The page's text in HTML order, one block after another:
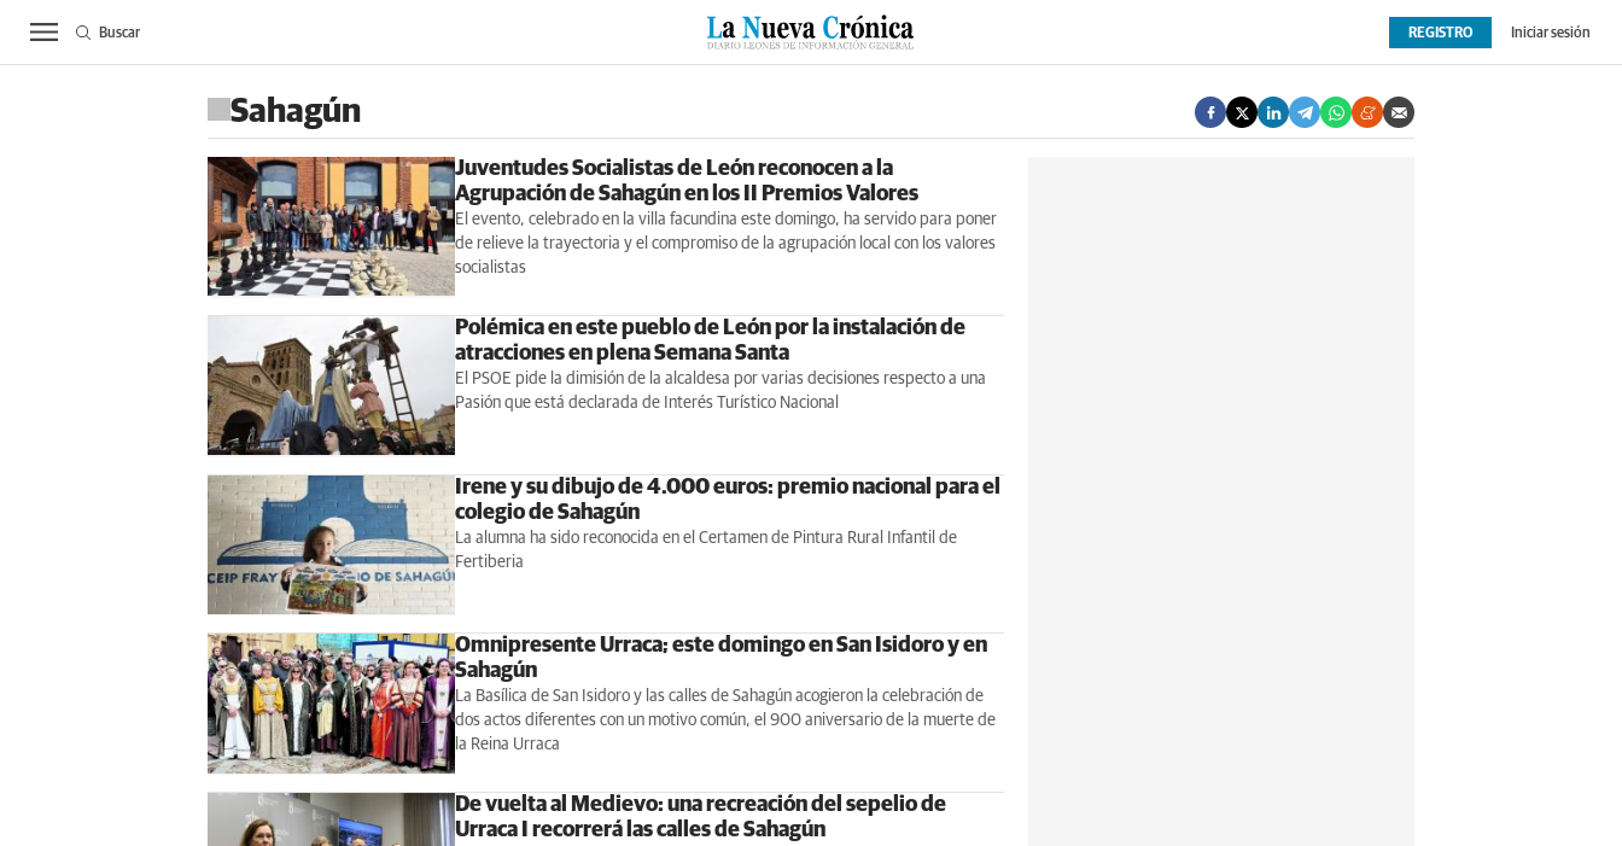
ACTUALIDAD BIERZO SUCESOS CULTURAS ESPECIALES DEPORTES OPINIÓN EXTRAS
REGISTRO Iniciar sesión
Buscar
Sahagún
Juventudes Socialistas de León reconocen a la
Agrupación de Sahagún en los II Premios Valores
El evento, celebrado en la villa facundina este domingo, ha servido para poner
de relieve la trayectoria y el compromiso de la agrupación local con los valores
socialistas
Polémica en este pueblo de León por la instalación de
atracciones en plena Semana Santa
El PSOE pide la dimisión de la alcaldesa por varias decisiones respecto a una
Pasión que está declarada de Interés Turístico Nacional
Irene y su dibujo de 4.000 euros: premio nacional para el
colegio de Sahagún
La alumna ha sido reconocida en el Certamen de Pintura Rural Infantil de
Fertiberia
Omnipresente Urraca; este domingo en San Isidoro y en
Sahagún
La Basílica de San Isidoro y las calles de Sahagún acogieron la celebración de
dos actos diferentes con un motivo común, el 900 aniversario de la muerte de
la Reina Urraca
De vuelta al Medievo: una recreación del sepelio de
Urraca I recorrerá las calles de Sahagún